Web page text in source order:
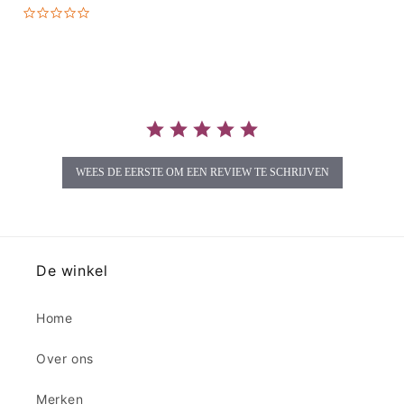
WEES DE EERSTE OM EEN REVIEW TE SCHRIJVEN
De winkel
Home
Over ons
Merken